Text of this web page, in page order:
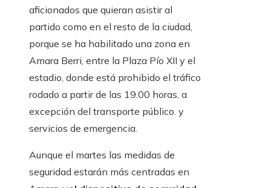
aficionados que quieran asistir al
partido como en el resto de la ciudad,
porque se ha habilitado una zona en
Amara Berri, entre la Plaza Pío XII y el
estadio, donde está prohibido el tráfico
rodado a partir de las 19.00 horas, a
excepción del transporte público. y
servicios de emergencia.
Aunque el martes las medidas de
seguridad estarán más centradas en